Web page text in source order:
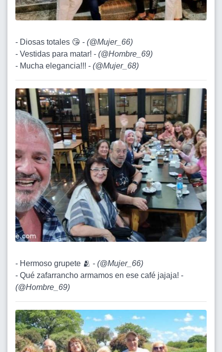
- Diosas totales 😘 - (@Mujer_66)
- Vestidas para matar! - (@Hombre_69)
- Mucha elegancia!!! - (@Mujer_68)
- Hermoso grupete 🫂 - (@Mujer_66)
- Qué zafarrancho armamos en ese café jajaja! -
(@Hombre_69)